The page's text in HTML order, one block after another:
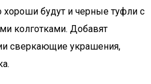
хороши будут и черные туфли с
колготками. Добавят
сверкающие украшения,